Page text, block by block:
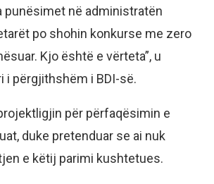
punësimet në administratën
po shohin konkurse me zero
Kjo është e vërteta”, u
i përgjithshëm i BDI-së.
për përfaqësimin e
duke pretenduar se ai nuk
e këtij parimi kushtetues.